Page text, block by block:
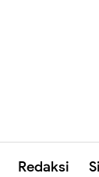
Redaksi